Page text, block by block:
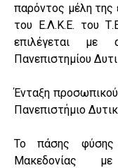
παρόντος μέλη της
του Ε.Λ.Κ.Ε. του
επιλέγεται με
Πανεπιστημίου
Ένταξη
Πανεπιστήμιο
Το πάσης φύσης
Μακεδονίας